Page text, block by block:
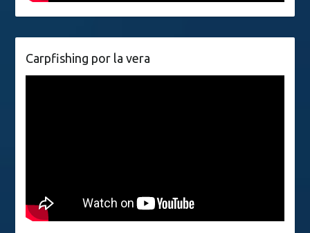
Carpfishing por la vera